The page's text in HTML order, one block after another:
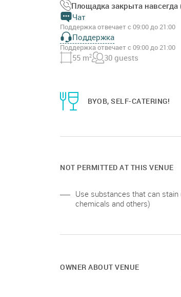
Площадка закрыта навсегда
Чат
Поддержка отвечает с 09:00 до 21:00
Поддержка
Поддержка отвечает с 09:00 до 21:00
55 m2 30 guests
BYOB, SELF-CATERING!
NOT PERMITTED AT THIS VENUE
Use substances that can stain
chemicals and others)
OWNER ABOUT VENUE